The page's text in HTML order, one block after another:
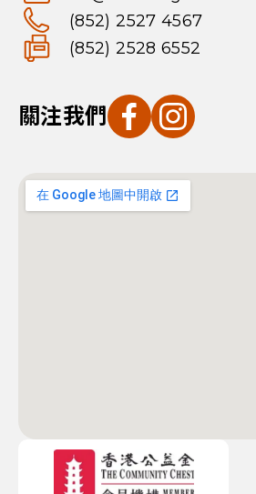
(852) 2527 4567
(852) 2528 6552
關注我們